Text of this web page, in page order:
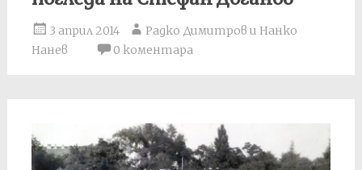
3 април 2014
Радко Димитров и Нанко
Нанев
0 коментара